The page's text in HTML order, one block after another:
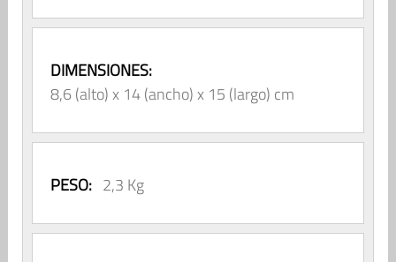
DIMENSIONES:
8,6 (alto) x 14 (ancho) x 15 (largo) cm
PESO: 2,3 Kg